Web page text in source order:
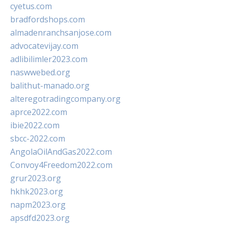
cyetus.com
bradfordshops.com
almadenranchsanjose.com
advocatevijay.com
adlibilimler2023.com
naswwebed.org
balithut-manado.org
alteregotradingcompany.org
aprce2022.com
ibie2022.com
sbcc-2022.com
AngolaOilAndGas2022.com
Convoy4Freedom2022.com
grur2023.org
hkhk2023.org
napm2023.org
apsdfd2023.org